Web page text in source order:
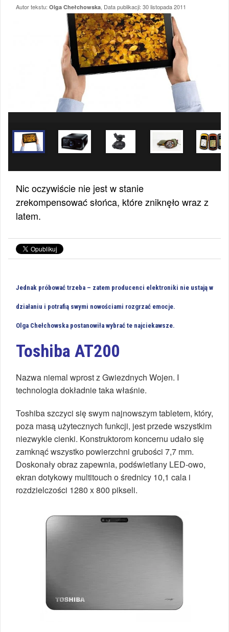
Autor tekstu: Olga Chełchowska , Data publikacji: 30 listopada 2011
Nic oczywiście nie jest w stanie
zrekompensować słońca, które zniknęło wraz z
latem.
Jednak próbować trzeba – zatem producenci elektroniki nie ustają w
działaniu i potrafią swymi nowościami rozgrzać emocje.
Olga Chełchowska postanowiła wybrać te najciekawsze.
Toshiba AT200
Nazwa niemal wprost z Gwiezdnych Wojen. I
technologia dokładnie taka właśnie.
Toshiba szczyci się swym najnowszym tabletem, który,
poza masą użytecznych funkcji, jest przede wszystkim
niezwykle cienki. Konstruktorom koncernu udało się
zamknąć wszystko powierzchni grubości 7,7 mm.
Doskonały obraz zapewnia, podświetlany LED-owo,
ekran dotykowy multitouch o średnicy 10,1 cala i
rozdzielczości 1280 x 800 pikseli.